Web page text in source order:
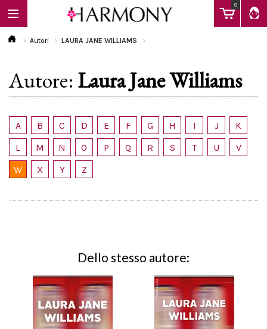
0
EBOOK
LIBRI
Calendario
Autori LAURA JANE WILLIAMS
Autore: Laura Jane Williams
A B C D E F G H I J
K
L
M N O P Q R S T U
V
W
X Y Z
Dello stesso autore: